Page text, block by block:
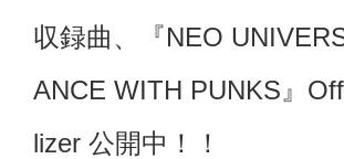
収録曲、『NEO
ANCE WITH PUNKS』
lizer 公開中！！